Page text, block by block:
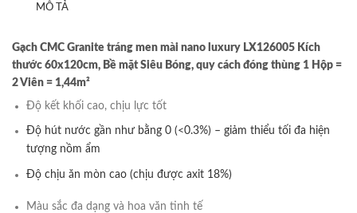
MÔ TẢ
Gạch CMC Granite tráng men mài nano luxury LX126005 Kích
thước 60x120cm, Bề mặt Siêu Bóng, quy cách đóng thùng 1 Hộp =
2 Viên = 1,44m²
Độ kết khối cao, chịu lực tốt
Độ hút nước gần như bằng 0 (<0.3%) – giảm thiểu tối đa hiện
tượng nồm ẩm
Độ chịu ăn mòn cao (chịu được axit 18%)
Màu sắc đa dạng và hoa văn tinh tế